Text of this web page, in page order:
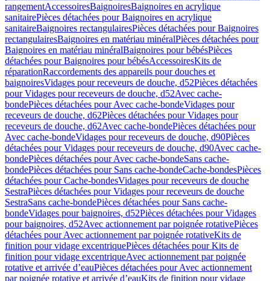
rangementAccessoiresBaignoiresBaignoires en acrylique
sanitairePièces détachées pour Baignoires en acrylique
sanitaireBaignoires rectangulairesPièces détachées pour Baignoires
rectangulairesBaignoires en matériau minéralPièces détachées pour
Baignoires en matériau minéralBaignoires pour bébésPièces
détachées pour Baignoires pour bébésAccessoiresKits de
réparationRaccordements des appareils pour douches et
baignoiresVidages pour receveurs de douche, d52Pièces détachées
pour Vidages pour receveurs de douche, d52Avec cache-
bondePièces détachées pour Avec cache-bondeVidages pour
receveurs de douche, d62Pièces détachées pour Vidages pour
receveurs de douche, d62Avec cache-bondePièces détachées pour
Avec cache-bondeVidages pour receveurs de douche, d90Pièces
détachées pour Vidages pour receveurs de douche, d90Avec cache-
bondePièces détachées pour Avec cache-bondeSans cache-
bondePièces détachées pour Sans cache-bondeCache-bondesPièces
détachées pour Cache-bondesVidages pour receveurs de douche
SestraPièces détachées pour Vidages pour receveurs de douche
SestraSans cache-bondePièces détachées pour Sans cache-
bondeVidages pour baignoires, d52Pièces détachées pour Vidages
pour baignoires, d52Avec actionnement par poignée rotativePièces
détachées pour Avec actionnement par poignée rotativeKits de
finition pour vidage excentriquePièces détachées pour Kits de
finition pour vidage excentriqueAvec actionnement par poignée
rotative et arrivée d’eauPièces détachées pour Avec actionnement
par poignée rotative et arrivée d’eauKits de finition pour vidage